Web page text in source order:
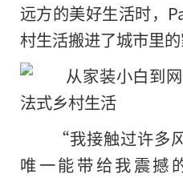
远方的美好生活时，
村生活搬进了城市里的
“我接触过许多
唯一能带给我震撼